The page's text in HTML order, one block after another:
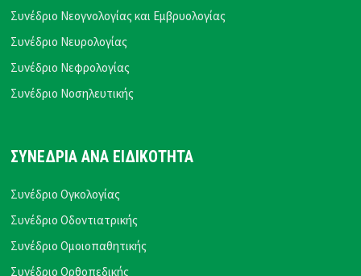
Συνέδριο Νεογνολογίας και Εμβρυολογίας
Συνέδριο Νευρολογίας
Συνέδριο Νεφρολογίας
Συνέδριο Νοσηλευτικής
ΣΥΝΕΔΡΙΑ ΑΝΑ ΕΙΔΙΚΟΤΗΤΑ
Συνέδριο Ογκολογίας
Συνέδριο Οδοντιατρικής
Συνέδριο Ομοιοπαθητικής
Συνέδριο Ορθοπεδικής